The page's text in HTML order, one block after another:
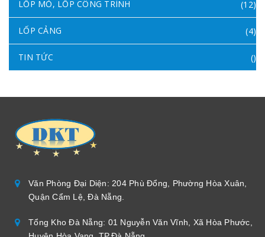
LỐP MỎ, LỐP CÔNG TRÌNH (12)
LỐP CẢNG (4)
TIN TỨC ()
Văn Phòng Đại Diện: 204 Phù Đổng, Phường Hòa Xuân,
Quận Cẩm Lệ, Đà Nẵng.
Tổng Kho Đà Nẵng: 01 Nguyễn Văn Vĩnh, Xã Hòa Phước,